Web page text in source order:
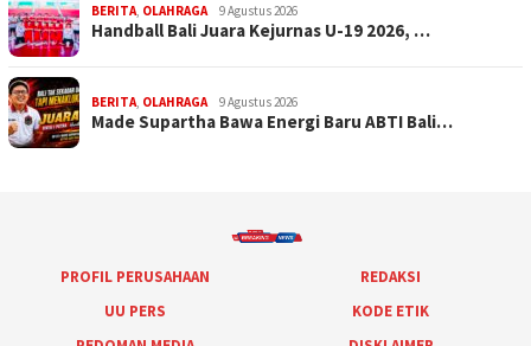
BERITA OLAHRAGA 9 Agustus 2026
Handball Bali Juara Kejurnas U-19 2026, …
BERITA OLAHRAGA 9 Agustus 2026
Made Supartha Bawa Energi Baru ABTI Bali…
PROFIL PERUSAHAAN
REDAKSI
UU PERS
KODE ETIK